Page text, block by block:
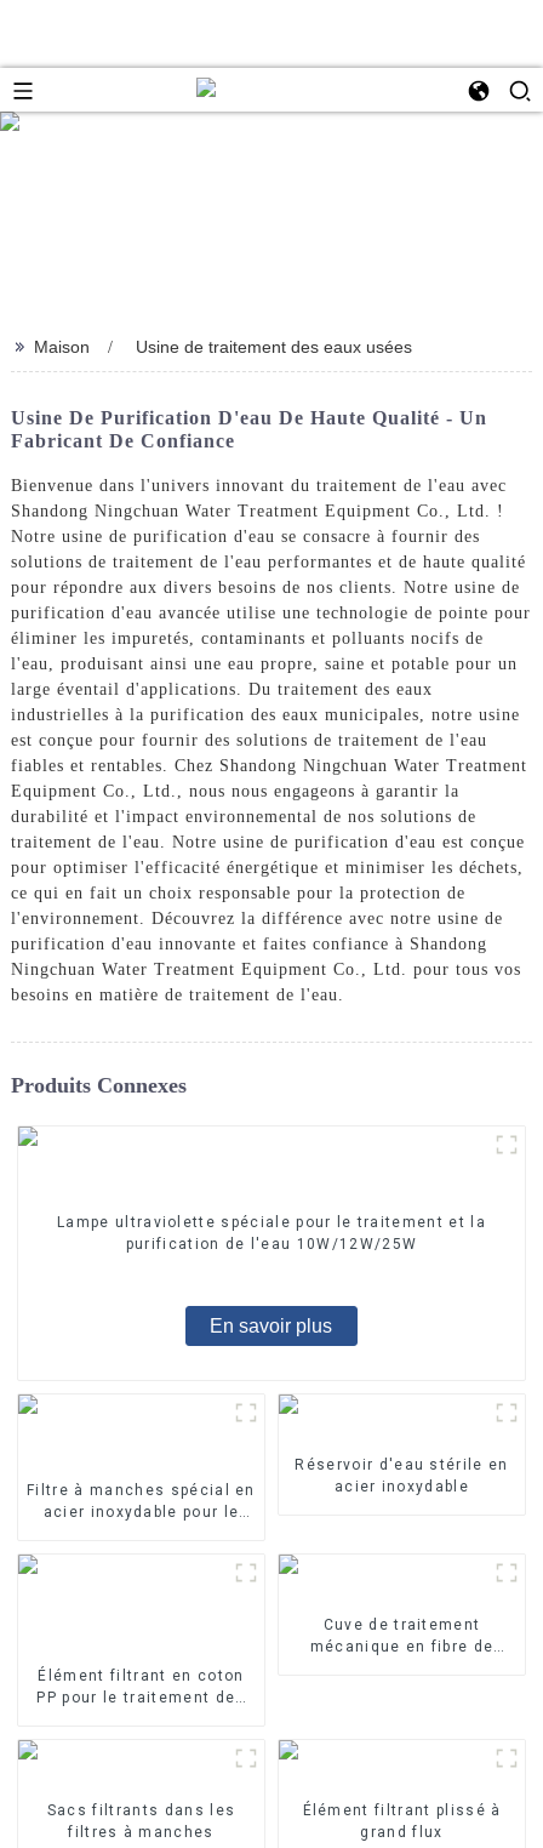
>> Maison Usine de traitement des eaux usées
Usine De Purification D'eau De Haute Qualité - Un
Fabricant De Confiance
Bienvenue dans l'univers innovant du traitement de l'eau avec
Shandong Ningchuan Water Treatment Equipment Co., Ltd. !
Notre usine de purification d'eau se consacre à fournir des
solutions de traitement de l'eau performantes et de haute qualité
pour répondre aux divers besoins de nos clients. Notre usine de
purification d'eau avancée utilise une technologie de pointe pour
éliminer les impuretés, contaminants et polluants nocifs de
l'eau, produisant ainsi une eau propre, saine et potable pour un
large éventail d'applications. Du traitement des eaux
industrielles à la purification des eaux municipales, notre usine
est conçue pour fournir des solutions de traitement de l'eau
fiables et rentables. Chez Shandong Ningchuan Water Treatment
Equipment Co., Ltd., nous nous engageons à garantir la
durabilité et l'impact environnemental de nos solutions de
traitement de l'eau. Notre usine de purification d'eau est conçue
pour optimiser l'efficacité énergétique et minimiser les déchets,
ce qui en fait un choix responsable pour la protection de
l'environnement. Découvrez la différence avec notre usine de
purification d'eau innovante et faites confiance à Shandong
Ningchuan Water Treatment Equipment Co., Ltd. pour tous vos
besoins en matière de traitement de l'eau.
Produits Connexes
Lampe ultraviolette spéciale pour le traitement et la
purification de l'eau 10W/12W/25W
En savoir plus
Filtre à manches spécial en
acier inoxydable pour le
Réservoir d'eau stérile en
acier inoxydable
Élément filtrant en coton
PP pour le traitement des
filtrant en PP fondu-soufflé
Cuve de traitement
mécanique en fibre de
Sacs filtrants dans les
filtres à manches
Élément filtrant plissé à
grand flux